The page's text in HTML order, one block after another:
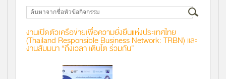
งานเปิดตัวเครือข่ายเพื่อความยั่งยืนแห่งประเทศไทย
(Thailand Responsible Business Network: TRBN) และ
งานสัมมนา “ถึงเวลา เติบโต ร่วมกัน”